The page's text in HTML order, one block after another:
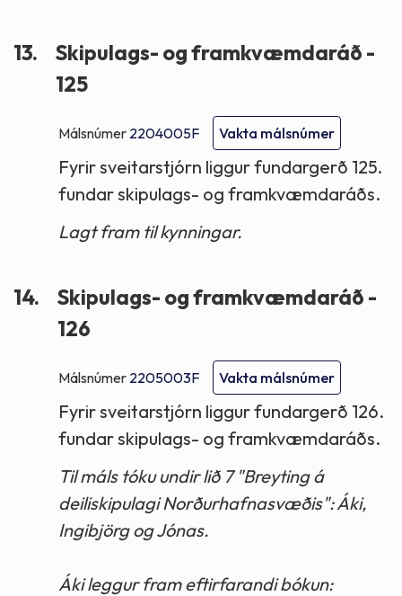
13.
Skipulags- og framkvæmdaráð -
125
Málsnúmer 2204005F Vakta málsnúmer
Fyrir sveitarstjórn liggur fundargerð 125.
fundar skipulags- og framkvæmdaráðs.
Lagt fram til kynningar.
14.
Skipulags- og framkvæmdaráð -
126
Málsnúmer 2205003F Vakta málsnúmer
Fyrir sveitarstjórn liggur fundargerð 126.
fundar skipulags- og framkvæmdaráðs.
Til máls tóku undir lið 7 "Breyting á
deiliskipulagi Norðurhafnasvæðis": Áki,
Ingibjörg og Jónas.
Áki leggur fram eftirfarandi bókun: